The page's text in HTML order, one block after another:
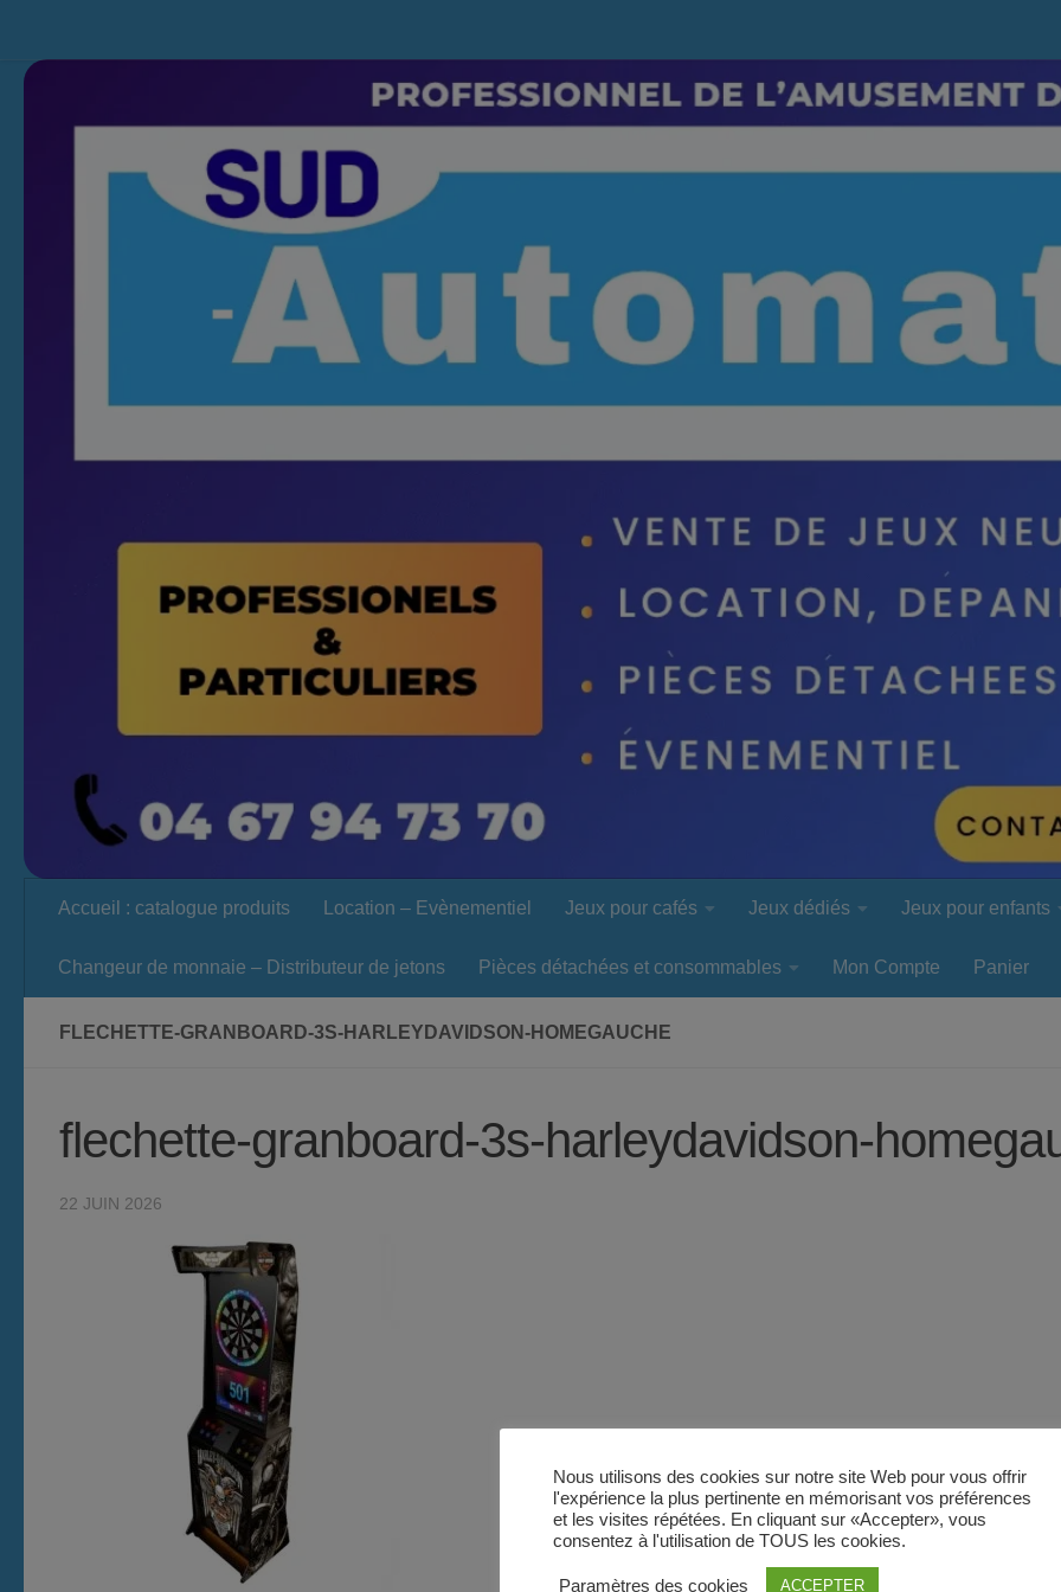
Accueil : catalogue produits Location – Evènementiel Jeux pour cafés Jeux dédiés Jeux pour enfants
Changeur de monnaie – Distributeur de jetons Pièces détachées et consommables Mon Compte Panier
FLECHETTE-GRANBOARD-3S-HARLEYDAVIDSON-HOMEGAUCHE
flechette-granboard-3s-harleydavidson-
22 JUIN 2026
Nous utilisons des cookies sur notre site Web pour vous offrir
l'expérience la plus pertinente en mémorisant vos préférences
et les visites répétées. En cliquant sur «Accepter», vous
consentez à l'utilisation de TOUS les cookies.
Paramètres des cookies ACCEPTER